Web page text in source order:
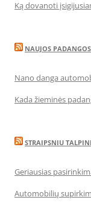
Ką dovanoti
NAUJOS
Nano danga
Kada žieminės
STRAIPSNIU
Geriausias
Automobilių